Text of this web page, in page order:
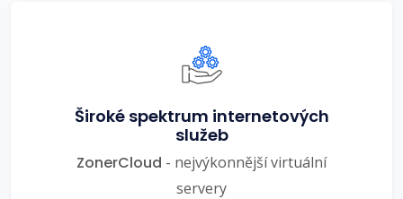
Široké spektrum internetových
služeb
ZonerCloud - nejvýkonnější virtuální
servery